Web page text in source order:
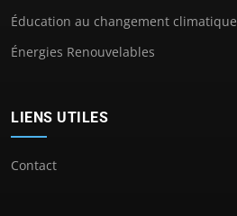
Éducation au changement climatique
Énergies Renouvelables
LIENS UTILES
Contact